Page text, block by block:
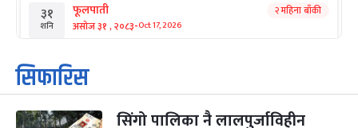
३१
शनि
फूलपाती
असोज ३१ , २०८३-Oct 17, 2026
२ महिना बाँकी
१
आइत
कार्तिक सङ्क्रान्ति
कार्तिक १, २०८३
महानवमी २ महिना बाँकी
सिफारिस
सिंगो पालिका नै लालपुर्जाविहीन